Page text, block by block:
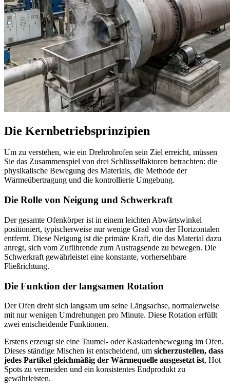
Die Kernbetriebsprinzipien
Um zu verstehen, wie ein Drehrohrofen sein Ziel erreicht, müssen
Sie das Zusammenspiel von drei Schlüsselfaktoren betrachten: die
physikalische Bewegung des Materials, die Methode der
Wärmeübertragung und die kontrollierte Umgebung.
Die Rolle von Neigung und Schwerkraft
Der gesamte Ofenkörper ist in einem leichten Abwärtswinkel
positioniert, typischerweise nur wenige Grad von der Horizontalen
entfernt. Diese Neigung ist die primäre Kraft, die das Material dazu
anregt, sich vom Zuführende zum Austragsende zu bewegen. Die
Schwerkraft gewährleistet eine konstante, vorhersehbare
Fließrichtung.
Die Funktion der langsamen Rotation
Der Ofen dreht sich langsam um seine Längsachse, normalerweise
mit nur wenigen Umdrehungen pro Minute. Diese Rotation erfüllt
zwei entscheidende Funktionen.
Erstens erzeugt sie eine Taumel- oder Kaskadenbewegung im Ofen.
Dieses ständige Mischen ist entscheidend, um sicherzustellen, dass
jedes Partikel gleichmäßig der Wärmequelle ausgesetzt ist, Hot
Spots zu vermeiden und ein konsistentes Endprodukt zu
gewährleisten.